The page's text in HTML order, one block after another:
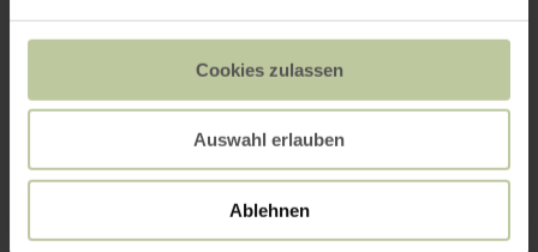
Cookies zulassen
Auswahl erlauben
Ablehnen